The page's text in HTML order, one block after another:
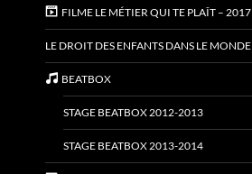
FILME LE MÉTIER QUI TE PLAÎT – 2017
LE DROIT DES ENFANTS DANS LE MONDE
BEATBOX
STAGE BEATBOX 2012-2013
STAGE BEATBOX 2013-2014